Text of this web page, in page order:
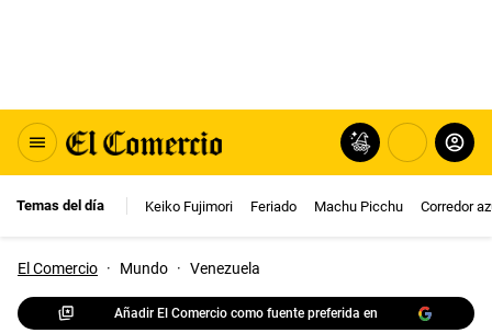
Temas del día Keiko Fujimori Feriado Machu Picchu Corredor
El Comercio · Mundo · Venezuela
Añadir El Comercio como fuente preferida en